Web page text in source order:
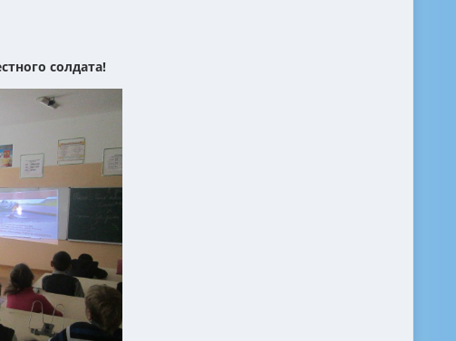
солдата!